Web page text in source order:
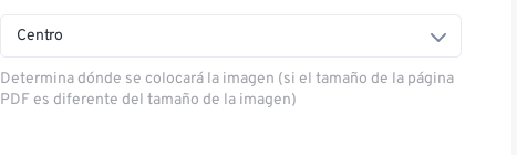
Centro
Determina dónde se colocará la imagen (si el tamaño de la página
PDF es diferente del tamaño de la imagen)